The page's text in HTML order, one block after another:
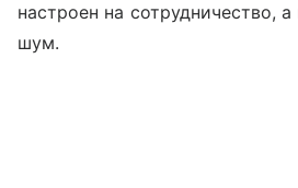
настроен на сотрудничество,
шум.